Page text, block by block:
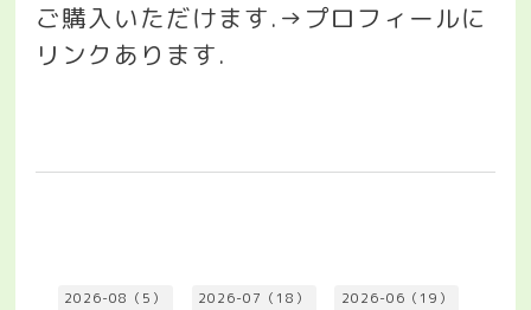
ご購入いただけます.→ プロフィールに
リンクあります.
2026-08（5） 2026-07（18） 2026-06（19）